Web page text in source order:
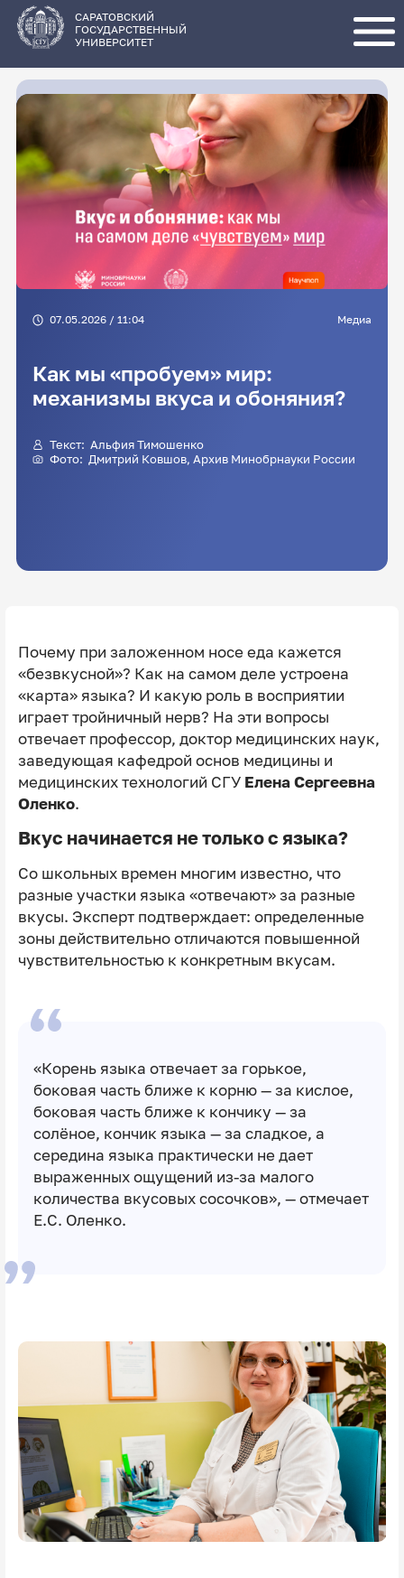
основному
содержанию
САРАТОВСКИЙ
ГОСУДАРСТВЕННЫЙ
УНИВЕРСИТЕТ
07.05.2026 / 11:04 Медиа
Как мы «пробуем» мир:
механизмы вкуса и обоняния?
Текст: Альфия Тимошенко
Фото: Дмитрий Ковшов, Архив Минобрнауки России
Почему при заложенном носе еда кажется
«безвкусной»? Как на самом деле устроена
«карта» языка? И какую роль в восприятии
играет тройничный нерв? На эти вопросы
отвечает профессор, доктор медицинских наук,
заведующая кафедрой основ медицины и
медицинских технологий СГУ Елена Сергеевна
Оленко.
Вкус начинается не только с языка?
Со школьных времен многим известно, что
разные участки языка «отвечают» за разные
вкусы. Эксперт подтверждает: определенные
зоны действительно отличаются повышенной
чувствительностью к конкретным вкусам.
«Корень языка отвечает за горькое,
боковая часть ближе к корню — за кислое,
боковая часть ближе к кончику — за
солёное, кончик языка — за сладкое, а
середина языка практически не дает
выраженных ощущений из‑за малого
количества вкусовых сосочков», — отмечает
Е.С. Оленко.